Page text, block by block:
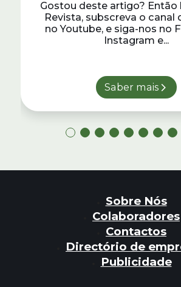
Gostou deste artigo? Então
Revista, subscreva o canal
no Youtube, e siga-nos no
Instagram e...
Saber mais
Sobre Nós
Colaboradores
Contactos
Directório de
Publicidade